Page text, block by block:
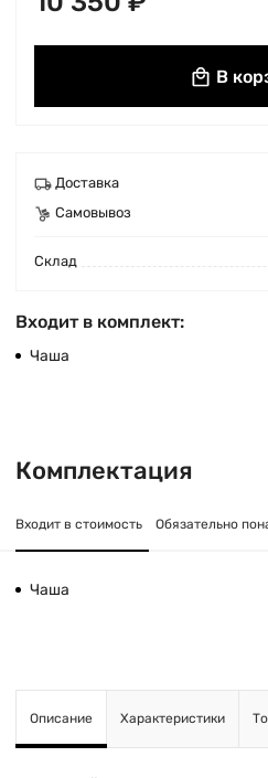
В
Доставка
Самовывоз
Cклад
Входит в комплект:
Чаша
Комплектация
Входит в стоимость Обязательно
Чаша
Описание Характеристики